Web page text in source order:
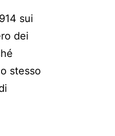
sui
dei
stesso